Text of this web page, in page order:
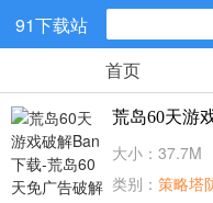
91下载站
首页
荒岛60天游
大小：37.7M
类别： 策略塔